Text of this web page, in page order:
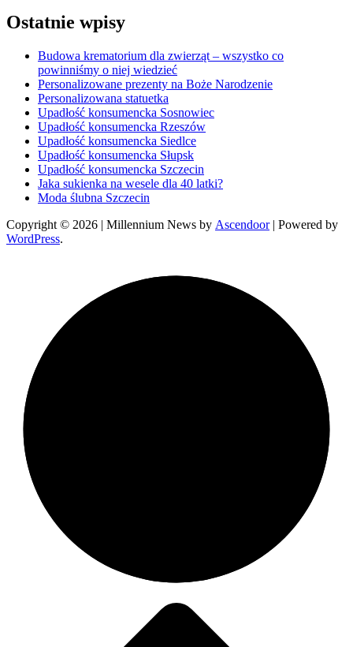
Ostatnie wpisy
Budowa krematorium dla zwierząt – wszystko co
powinniśmy o niej wiedzieć
Personalizowane prezenty na Boże Narodzenie
Personalizowana statuetka
Upadłość konsumencka Sosnowiec
Upadłość konsumencka Rzeszów
Upadłość konsumencka Siedlce
Upadłość konsumencka Słupsk
Upadłość konsumencka Szczecin
Jaka sukienka na wesele dla 40 latki?
Moda ślubna Szczecin
Copyright © 2026 | Millennium News by Ascendoor| Powered by
WordPress.